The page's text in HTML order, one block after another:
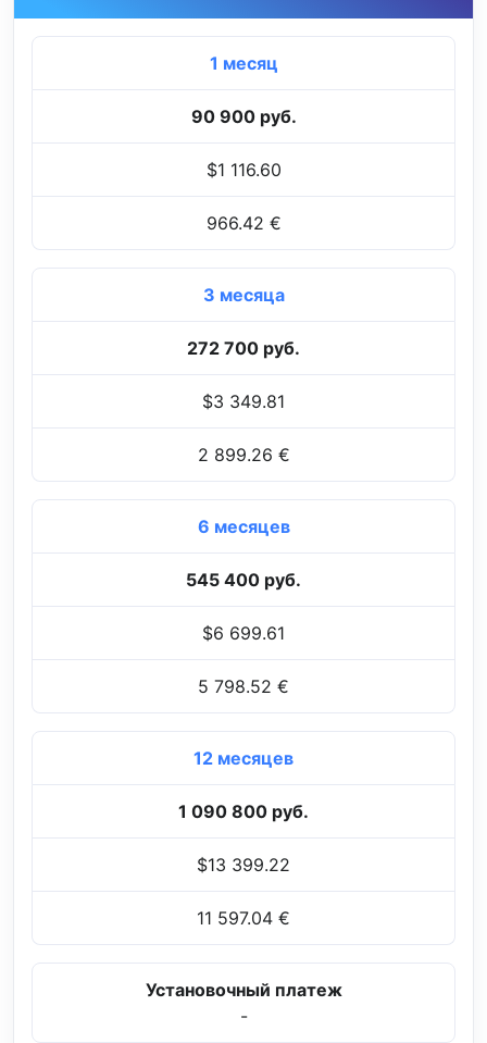
1 месяц
90 900 руб.
$1 116.60
966.42 €
3 месяца
272 700 руб.
$3 349.81
2 899.26 €
6 месяцев
545 400 руб.
$6 699.61
5 798.52 €
12 месяцев
1 090 800 руб.
$13 399.22
11 597.04 €
Установочный платеж
-